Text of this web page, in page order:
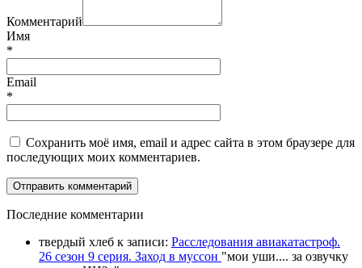
Комментарий
Имя
*
Email
*
Сохранить моё имя, email и адрес сайта в этом браузере для
последующих моих комментариев.
Последние комментарии
твердый хлеб к записи: Расследования авиакатастроф.
26 сезон 9 серия. Заход в муссон "мои уши.... за озвучку